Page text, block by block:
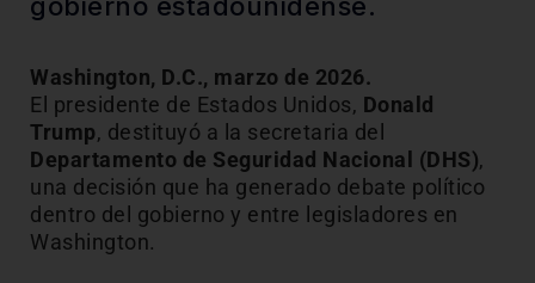
Washington, D.C., marzo de 2026.
El presidente de Estados Unidos, Donald
Trump, destituyó a la secretaria del
Departamento de Seguridad Nacional (DHS),
una decisión que ha generado debate político
dentro del gobierno y entre legisladores en
Washington.